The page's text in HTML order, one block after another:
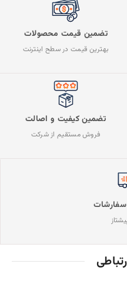
تضمین قیمت محصولات
بهترین قیمت در سطح اینترنت
تضمین کیفیت و اصالت
فروش مستقیم از شرکت